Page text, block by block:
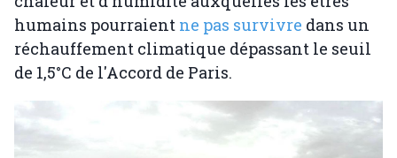
humains pourraient ne pas survivre dans un
réchauffement climatique dépassant le seuil
de 1,5°C de l'Accord de Paris.